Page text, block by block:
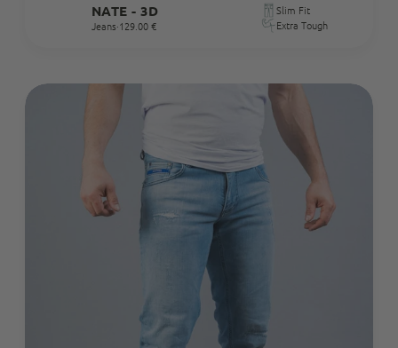
NATE - 3D
Jeans·129.00 €
Slim Fit
Extra Tough